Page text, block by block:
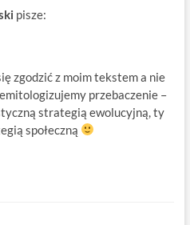
pisze:
zgodzić z moim tekstem a nie
przebaczenie –
strategią ewolucyjną, ty
społeczną